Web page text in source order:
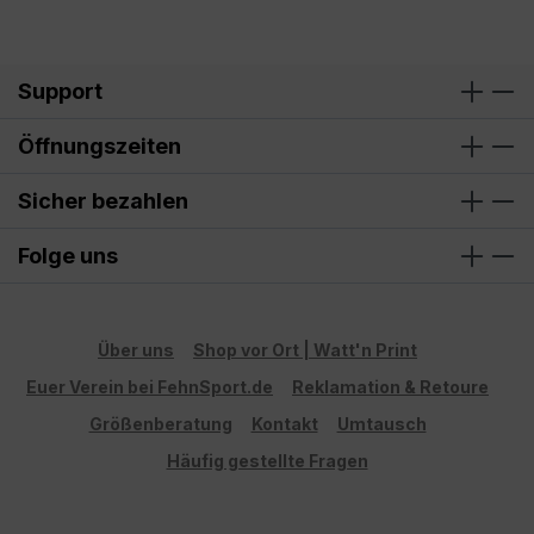
Support
Öffnungszeiten
Sicher bezahlen
Folge uns
Über uns
Shop vor Ort | Watt'n Print
Euer Verein bei FehnSport.de
Reklamation & Retoure
Größenberatung
Kontakt
Umtausch
Häufig gestellte Fragen